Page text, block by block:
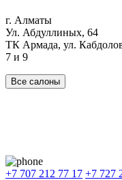
г. Алматы
Ул. Абдуллиных, 64
ТК Армада, ул.
7 и 9
Все салоны
+7 707 212 77 17 +7 727